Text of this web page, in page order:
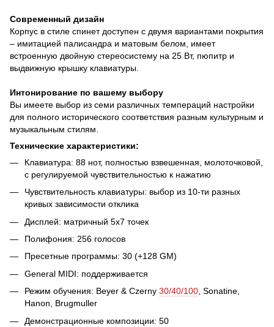
Современный дизайн
Корпус в стиле спинет доступен с двумя вариантами покрытия
– имитацией палисандра и матовым белом, имеет
встроенную двойную стереосистему на 25 Вт, пюпитр и
выдвижную крышку клавиатуры.
Интонирование по вашему выбору
Вы имеете выбор из семи различных темпераций настройки
для полного исторического соответствия разным культурным и
музыкальным стилям.
Технические характеристики:
Клавиатура: 88 нот, полностью взвешенная, молоточковой,
с регулируемой чувствительностью к нажатию
Чувствительность клавиатуры: выбор из 10-ти разных
кривых зависимости отклика
Дисплей: матричный 5х7 точек
Полифония: 256 голосов
Пресетные программы: 30 (+128 GM)
General MIDI: поддерживается
Режим обучения: Beyer & Czerny 30/40/100, Sonatine,
Hanon, Brugmuller
Демонстрационные композиции: 50